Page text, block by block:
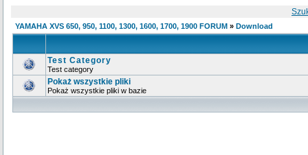
YAMAHA XVS 650, 950, 1100, 1300, 1600, 1700, 1900 FORUM » Download
Test Category
Test category
Pokaż wszystkie pliki
Pokaż wszystkie pliki w bazie